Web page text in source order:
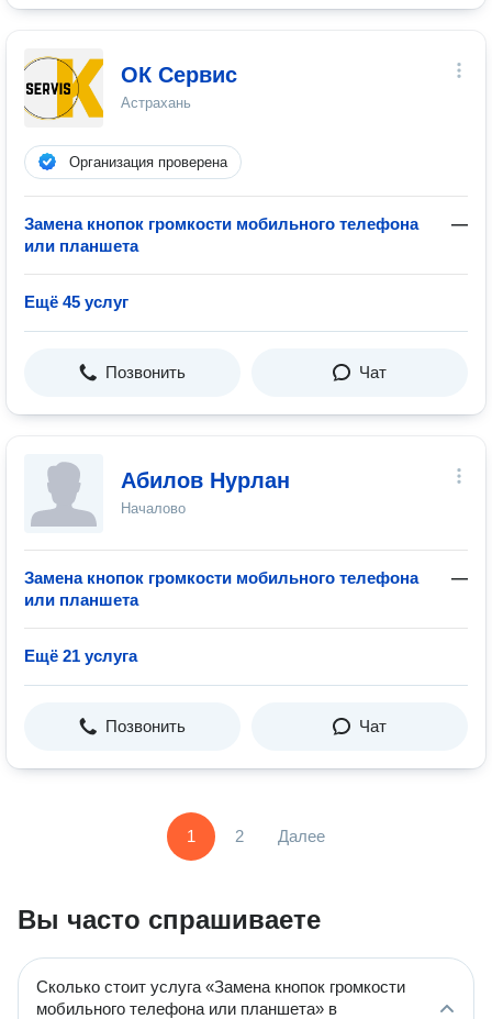
ОК Сервис
Астрахань
Организация проверена
Замена кнопок громкости мобильного телефона
или планшета
—
Ещё 45 услуг
Позвонить Чат
Абилов Нурлан
Началово
Замена кнопок громкости мобильного телефона
или планшета
—
Ещё 21 услуга
Позвонить Чат
1 2 Далее
Вы часто спрашиваете
Сколько стоит услуга «Замена кнопок громкости
мобильного телефона или планшета» в